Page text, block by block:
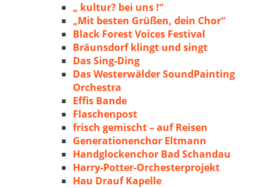
„ kultur? bei uns !“
„Mit besten Grüßen, dein Chor“
Black Forest Voices Festival
Bräunsdorf klingt und singt
Das Sing-Ding
Das Westerwälder SoundPainting
Orchestra
Effis Bande
Flaschenpost
frisch gemischt – auf Reisen
Generationenchor Eltmann
Handglockenchor Bad Schandau
Harry-Potter-Orchesterprojekt
Hau Drauf Kapelle